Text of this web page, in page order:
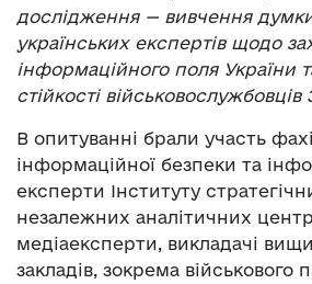
дослідження — вивчення
українських експертів щодо
інформаційного поля України
стійкості військовослужбовців
В опитуванні брали участь
інформаційної безпеки та
експерти Інституту
незалежних аналітичних
медіаексперти, викладачі
закладів, зокрема військового